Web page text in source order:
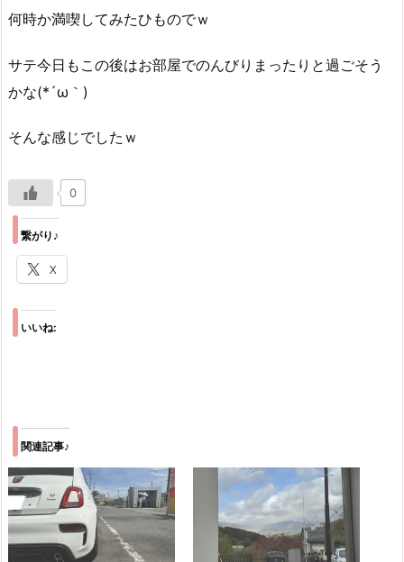
何時か満喫してみたひものでｗ
サテ今日もこの後はお部屋でのんびりまったりと過ごそう
かな(*´ω｀)
そんな感じでしたｗ
0
繋がり♪
X
いいね:
関連記事♪